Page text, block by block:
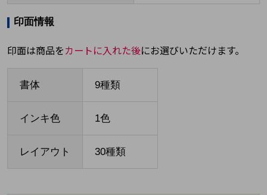
印面情報
印面は商品をカートに入れた後にお選びいただけます。
書体 9種類
インキ色 1色
レイアウト 30種類